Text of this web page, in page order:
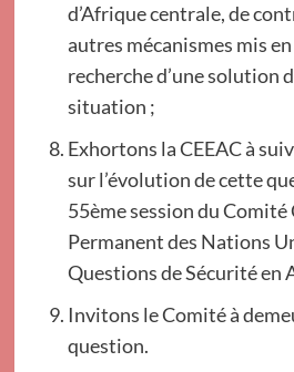
d’Afrique centrale, de
autres mécanismes mis en
recherche d’une solution
situation ;
Exhortons la CEEAC à
sur l’évolution de cette
55ème session du
Permanent des Nations
Questions de Sécurité en
Invitons le Comité à
question.